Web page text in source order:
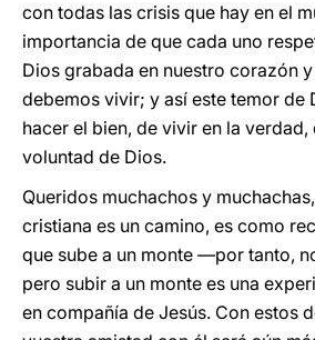
con todas las crisis que hay en el
importancia de que cada uno
Dios grabada en nuestro corazón
debemos vivir; y así este temor de
hacer el bien, de vivir en la verdad,
voluntad de Dios.
Queridos muchachos y
cristiana es un camino, es como
que sube a un monte —por tanto,
pero subir a un monte es una
en compañía de Jesús. Con estos